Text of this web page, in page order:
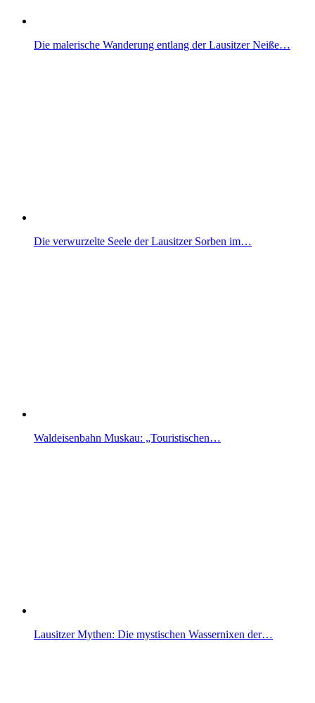
Die malerische Wanderung entlang der Lausitzer Neiße…
Die verwurzelte Seele der Lausitzer Sorben im…
Waldeisenbahn Muskau: „Touristischen…
Lausitzer Mythen: Die mystischen Wassernixen der…